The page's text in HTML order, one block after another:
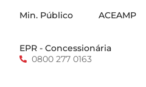
Min. Público
ACEAMP
EPR - Concessionária
0800 277 0163